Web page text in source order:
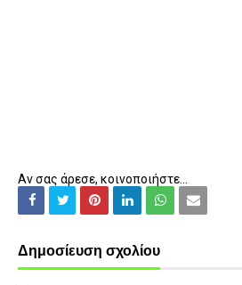
Αν σας άρεσε, κοινοποιήστε...
Δημοσίευση σχολίου